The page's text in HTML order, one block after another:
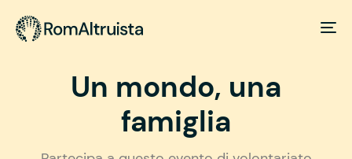
Un mondo, una
famiglia